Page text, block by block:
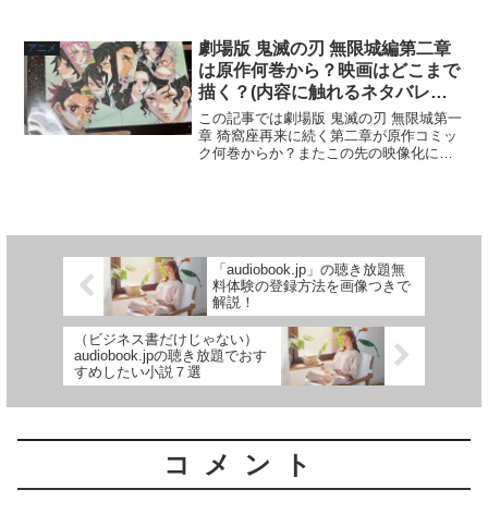
た企画が期間限定で行われています。こ
の...
アニメ
劇場版 鬼滅の刃 無限城編第二章
は原作何巻から？映画はどこまで
描く？(内容に触れるネタバレ無
し)
この記事では劇場版 鬼滅の刃 無限城第一
章 猗窩座再来に続く第二章が原作コミッ
ク何巻からか？またこの先の映像化につ
「audiobook.jp」の聴き放題無
料体験の登録方法を画像つきで
解説！
（ビジネス書だけじゃない）
audiobook.jpの聴き放題でおす
すめしたい小説７選
コメント